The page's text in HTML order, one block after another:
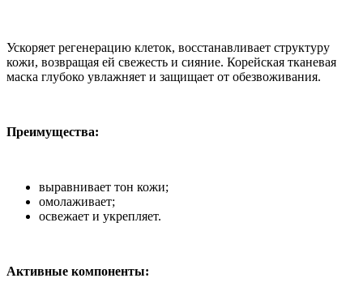
Ускоряет регенерацию клеток, восстанавливает структуру
кожи, возвращая ей свежесть и сияние. Корейская тканевая
маска глубоко увлажняет и защищает от обезвоживания.
Преимущества:
выравнивает тон кожи;
омолаживает;
освежает и укрепляет.
Активные компоненты: